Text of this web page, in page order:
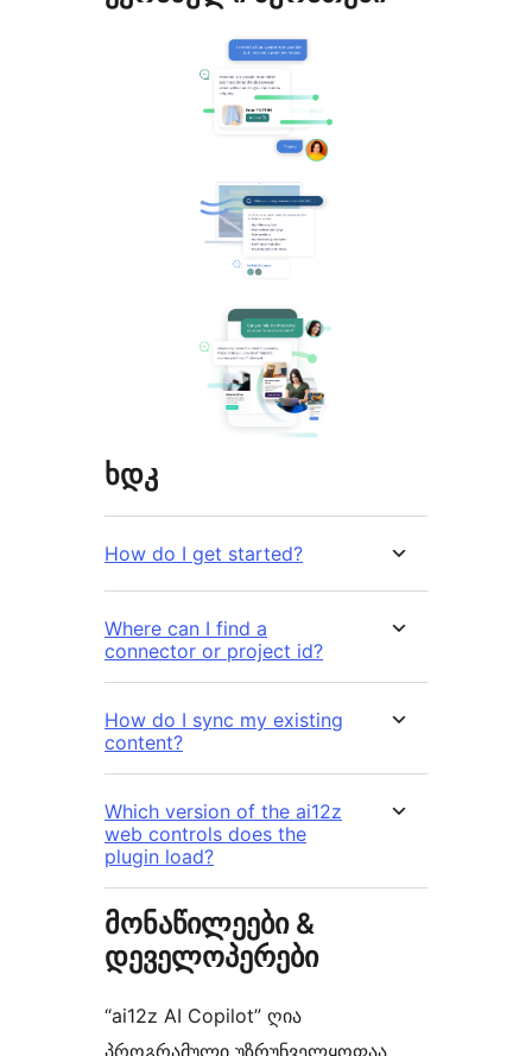
ხდკ
How do I get started?
Where can I find a
connector or project id?
How do I sync my existing
content?
Which version of the ai12z
web controls does the
plugin load?
მონაწილეები &
დეველოპერები
“ai12z AI Copilot” ღია